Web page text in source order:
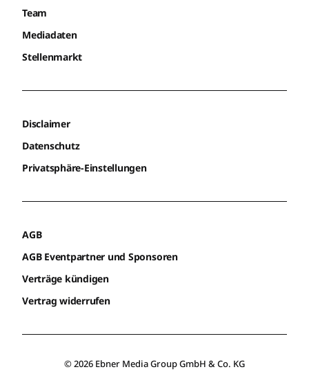
Team
Mediadaten
Stellenmarkt
Disclaimer
Datenschutz
Privatsphäre-Einstellungen
AGB
AGB Eventpartner und Sponsoren
Verträge kündigen
Vertrag widerrufen
© 2026 Ebner Media Group GmbH & Co. KG